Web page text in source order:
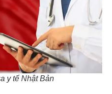
y tế Nhật Bản